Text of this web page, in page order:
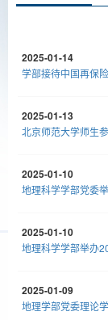
2025-01-14
学部接待中国再保
2025-01-13
北京师范大学师生
2025-01-10
地理科学学部党委
2025-01-10
地理科学学部举办
2025-01-09
地理学部党委理论